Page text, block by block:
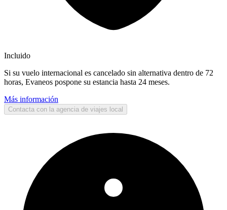
Incluido
Si su vuelo internacional es cancelado sin alternativa dentro de 72
horas, Evaneos pospone su estancia hasta 24 meses.
Más información
Contacta con la agencia de viajes local